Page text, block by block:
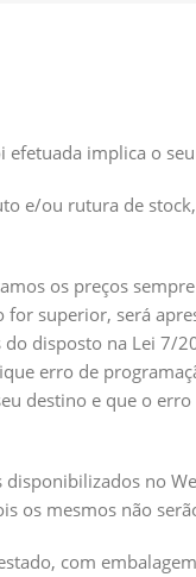
efetuada implica o
e/ou rutura de
os preços
superior, será
disposto na Lei 7/
erro de
destino e que o
no
os mesmos não
com